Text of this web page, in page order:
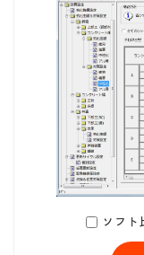
ソフ